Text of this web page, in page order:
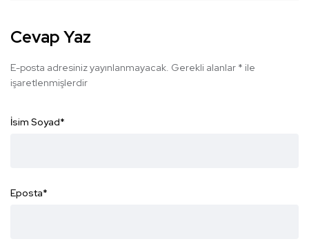
Cevap Yaz
E-posta adresiniz yayınlanmayacak. Gerekli alanlar * ile
işaretlenmişlerdir
İsim Soyad*
Eposta*